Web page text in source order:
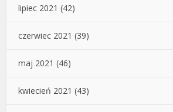
lipiec 2021 (42)
czerwiec 2021 (39)
maj 2021 (46)
kwiecień 2021 (43)